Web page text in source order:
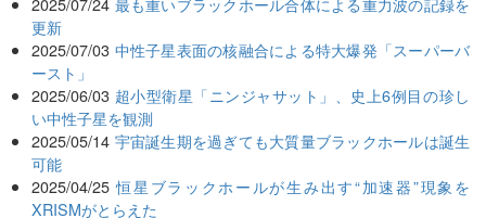
更新
2025/07/03 中性子星表面の核融合による特大爆発「スーパーバ
ースト」
2025/06/03 超小型衛星「ニンジャサット」、史上6例目の珍し
い中性子星を観測
2025/05/14 宇宙誕生期を過ぎても大質量ブラックホールは誕生
可能
2025/04/25 恒星ブラックホールが生み出す“加速器”現象を
XRISMがとらえた